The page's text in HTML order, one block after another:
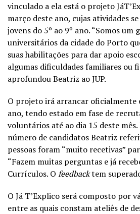
vinculado a ela está o projeto
março deste ano, cujas atividades
jovens do 5º ao 9º ano. “Somos
universitários da cidade do Porto
suas habilitações para dar apoio
algumas dificuldades familiares ou
aprofundou Beatriz ao JUP.
O projeto irá arrancar oficialmente
ano, tendo estado em fase de
voluntários até ao dia 15 deste mês.
número de candidatos Beatriz
pessoas foram “muito recetivas”
“Fazem muitas perguntas e já
Currículos. O feedbacktem
O Já T’Explico será composto por
entre as quais constam ateliês de